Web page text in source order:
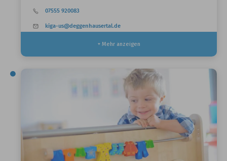
07555 920083
kiga-us@deggenhausertal.de
+ Mehr anzeigen